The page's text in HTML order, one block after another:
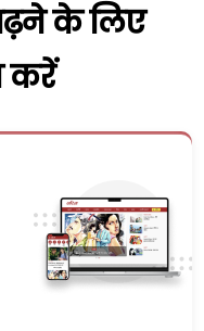
के लिए
करें